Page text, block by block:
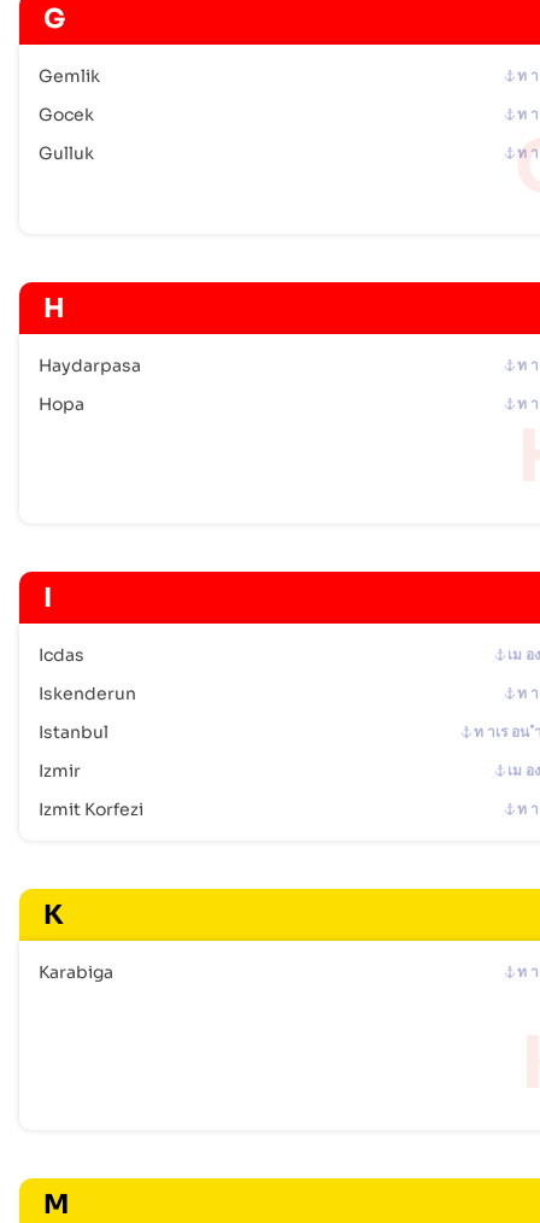
G
Gemlik ท า
Gocek ท า
Gulluk ท า
H
Haydarpasa ท า
Hopa ท า
I
Icdas เม อ
Iskenderun ท า
Istanbul ท าเร อน
Izmir เม อ
Izmit Korfezi ท า
K
Karabiga ท า
M